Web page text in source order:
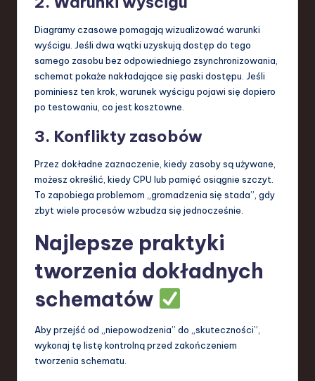
Diagramy czasowe pomagają wizualizować warunki
wyścigu. Jeśli dwa wątki uzyskują dostęp do tego
samego zasobu bez odpowiedniego zsynchronizowania,
schemat pokaże nakładające się paski dostępu. Jeśli
pominiesz ten krok, warunek wyścigu pojawi się dopiero
po testowaniu, co jest kosztowne.
3. Konflikty zasobów
Przez dokładne zaznaczenie, kiedy zasoby są używane,
możesz określić, kiedy CPU lub pamięć osiągnie szczyt.
To zapobiega problemom „gromadzenia się stada”, gdy
zbyt wiele procesów wzbudza się jednocześnie.
Najlepsze praktyki
tworzenia dokładnych
schematów
Aby przejść od „niepowodzenia” do „skuteczności”,
wykonaj tę listę kontrolną przed zakończeniem
tworzenia schematu.